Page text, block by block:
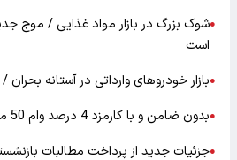
●شوک بزرگ در بازار مواد غذایی / موج
است
●بازار خودرو‌های وارداتی در آستانه
●بدون ضامن و با کارمزد 4 درصد وام 50 میلیونی بگیرید
●جزئیات جدید از پرداخت مطالبات